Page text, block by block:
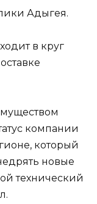
Адыгея.
в круг
компании
который
новые
технический